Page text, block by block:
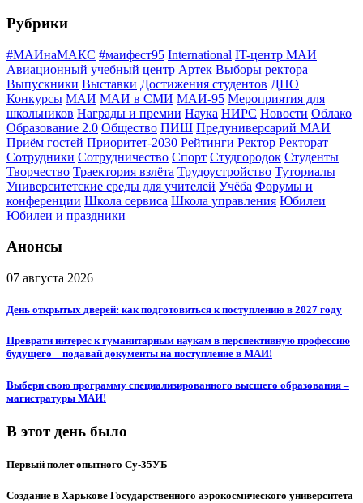
Рубрики
#МАИнаМАКС #маифест95 International IT-центр МАИ
Авиационный учебный центр Артек Выборы ректора
Выпускники Выставки Достижения студентов ДПО
Конкурсы МАИ МАИ в СМИ МАИ-95 Мероприятия для
школьников Награды и премии Наука НИРС Новости Облако
Образование 2.0 Общество ПИШ Предуниверсарий МАИ
Приём гостей Приоритет-2030 Рейтинги Ректор Ректорат
Сотрудники Сотрудничество Спорт Студгородок Студенты
Творчество Траектория взлёта Трудоустройство Туториалы
Университетские среды для учителей Учёба Форумы и
конференции Школа сервиса Школа управления Юбилеи
Юбилеи и праздники
Анонсы
07 августа 2026
День открытых дверей: как подготовиться к поступлению в 2027 году
Преврати интерес к гуманитарным наукам в перспективную профессию
будущего – подавай документы на поступление в МАИ!
Выбери свою программу специализированного высшего образования –
магистратуры МАИ!
В этот день было
Первый полет опытного Су-35УБ
Создание в Харькове Государственного аэрокосмического университета